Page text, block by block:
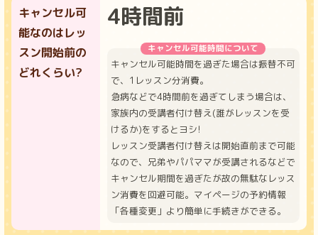
キャンセル可
能なのはレッ
スン開始前の
どれくらい?
4時間前
キャンセル可能時間について
キャンセル可能時間を過ぎた場合は振替不可
で、1レッスン分消費。
急病などで4時間前を過ぎてしまう場合は、
家族内の受講者付け替え(誰がレッスンを受
けるか)をするとヨシ!
レッスン受講者付け替えは開始直前まで可能
なので、兄弟やパパママが受講されるなどで
キャンセル期間を過ぎたが故の無駄なレッス
ン消費を回避可能。マイページの予約情報
「各種変更」より簡単に手続きができる。